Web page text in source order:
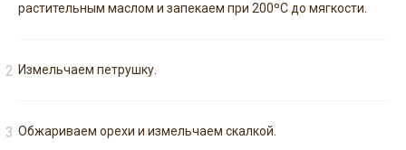
растительным маслом и запекаем при 200ºC до мягкости.
Измельчаем петрушку.
Обжариваем орехи и измельчаем скалкой.